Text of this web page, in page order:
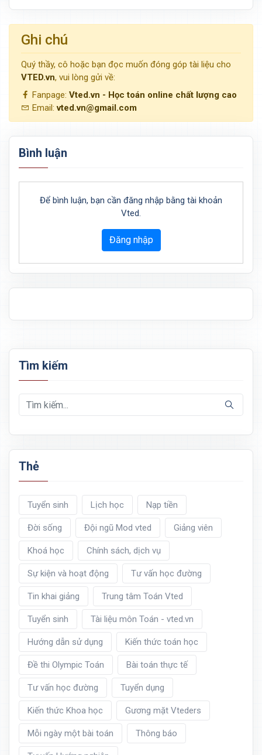
Ghi chú
Quý thầy, cô hoặc bạn đọc muốn đóng góp tài liệu cho
VTED.vn, vui lòng gửi về:
Fanpage: Vted.vn - Học toán online chất lượng cao
Email:vted.vn@gmail.com
Bình luận
Để bình luận, bạn cần đăng nhập bằng tài khoản
Vted.
Đăng nhập
Tìm kiếm
Thẻ
Tuyển sinh Lịch học Nạp tiền
Đời sống Đội ngũ Mod vted Giảng viên
Khoá học Chính sách, dịch vụ
Sự kiện và hoạt động Tư vấn học đường
Tin khai giảng Trung tâm Toán Vted
Tuyển sinh Tài liệu môn Toán - vted.vn
Hướng dẫn sử dụng Kiến thức toán học
Đề thi Olympic Toán Bài toán thực tế
Tư vấn học đường Tuyển dụng
Kiến thức Khoa học Gương mặt Vteders
Mỗi ngày một bài toán Thông báo